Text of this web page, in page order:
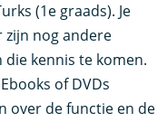
(1e graads). Je
zijn nog andere
kennis te komen.
of DVDs
over de functie en de